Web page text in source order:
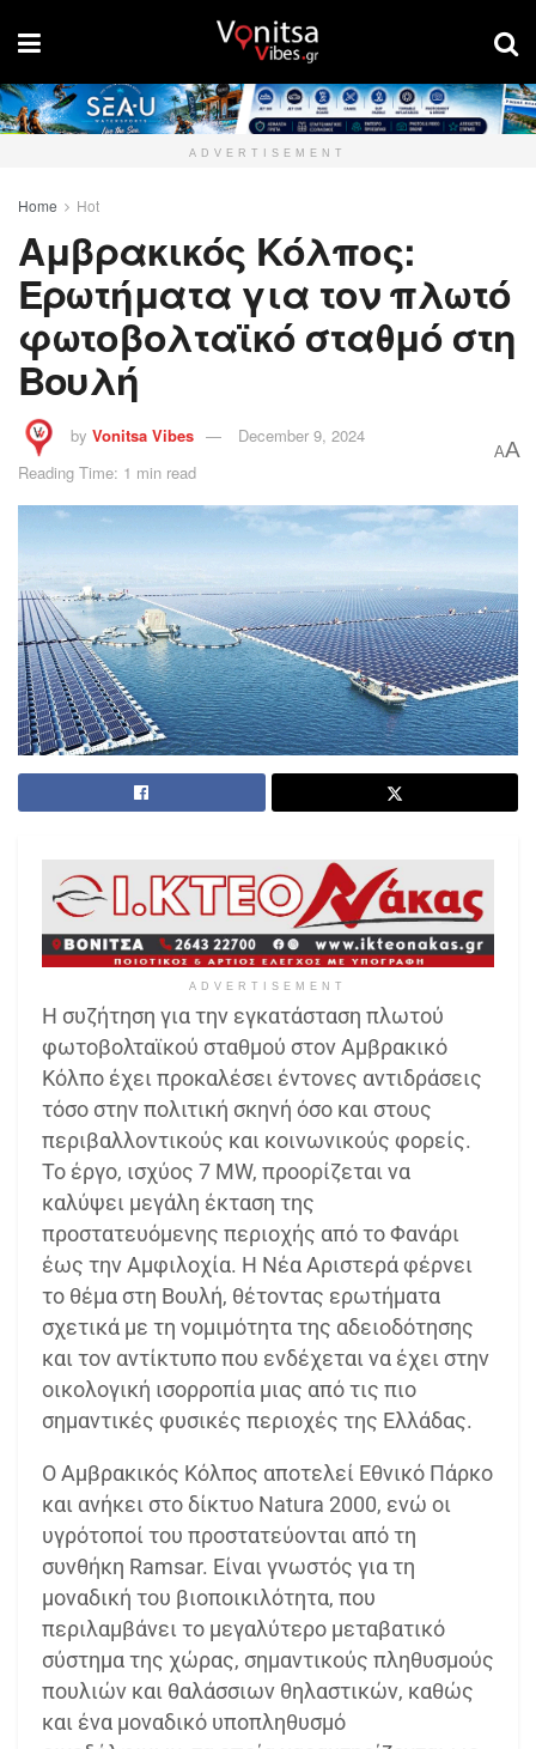
ADVERTISEMENT
Home Hot
Αμβρακικός Κόλπος:
Ερωτήματα για τον πλωτό
φωτοβολταϊκό σταθμό στη
Βουλή
by Vonitsa Vibes
December 9, 2024
Reading Time: 1 min read
AA
ADVERTISEMENT
Η συζήτηση για την εγκατάσταση πλωτού
φωτοβολταϊκού σταθμού στον Αμβρακικό
Κόλπο έχει προκαλέσει έντονες αντιδράσεις
τόσο στην πολιτική σκηνή όσο και στους
περιβαλλοντικούς και κοινωνικούς φορείς.
Το έργο, ισχύος 7 MW, προορίζεται να
καλύψει μεγάλη έκταση της
προστατευόμενης περιοχής από το Φανάρι
έως την Αμφιλοχία. Η Νέα Αριστερά φέρνει
το θέμα στη Βουλή, θέτοντας ερωτήματα
σχετικά με τη νομιμότητα της αδειοδότησης
και τον αντίκτυπο που ενδέχεται να έχει στην
οικολογική ισορροπία μιας από τις πιο
σημαντικές φυσικές περιοχές της Ελλάδας.
Ο Αμβρακικός Κόλπος αποτελεί Εθνικό Πάρκο
και ανήκει στο δίκτυο Natura 2000, ενώ οι
υγρότοποί του προστατεύονται από τη
συνθήκη Ramsar. Είναι γνωστός για τη
μοναδική του βιοποικιλότητα, που
περιλαμβάνει το μεγαλύτερο μεταβατικό
σύστημα της χώρας, σημαντικούς πληθυσμούς
πουλιών και θαλάσσιων θηλαστικών, καθώς
και ένα μοναδικό υποπληθυσμό